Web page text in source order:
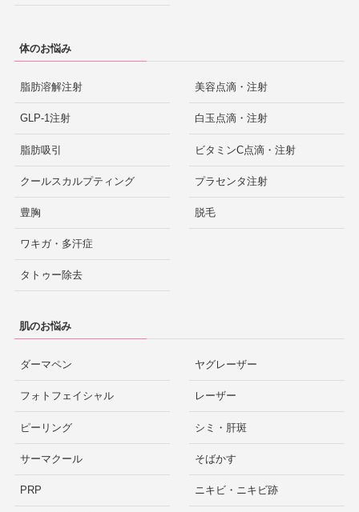
体のお悩み
脂肪溶解注射
GLP-1注射
脂肪吸引
クールスカルプティング
豊胸
ワキガ・多汗症
タトゥー除去
美容点滴・注射
白玉点滴・注射
ビタミンC点滴・注射
プラセンタ注射
脱毛
肌のお悩み
ダーマペン
フォトフェイシャル
ピーリング
サーマクール
PRP
ヤグレーザー
レーザー
シミ・肝斑
そばかす
ニキビ・ニキビ跡